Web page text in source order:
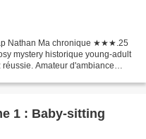
Nathan Ma chronique ★★★.25
mystery historique young-adult
Amateur d'ambiance
1 : Baby-sitting